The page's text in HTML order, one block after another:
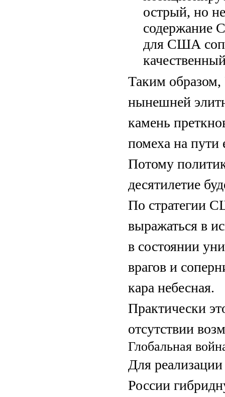
острый, но
содержание
для США
Таким образом,
нынешней
камень
помеха на пути
Потому
десятилетие
По стратегии
выражаться в
в состоянии
врагов и
кара небесная.
Практически
отсутствии
Глобальная
Для
России